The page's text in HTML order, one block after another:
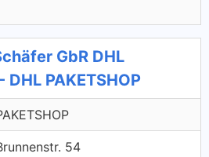
GbR DHL
PAKETSHOP
54